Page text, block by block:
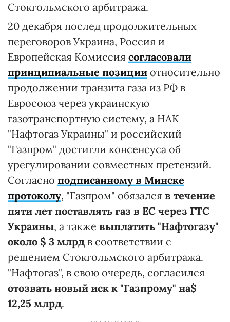
Стокгольмского арбитража.
20 декабря послед продолжительных
переговоров Украина, Россия и
Европейская Комиссия согласовали
принципиальные позиции относительно
продолжении транзита газа из РФ в
Евросоюз через украинскую
газотранспортную систему, а НАК
"Нафтогаз Украины" и российский
"Газпром" достигли консенсуса об
урегулировании совместных претензий.
Согласно подписанному в Минске
протоколу, "Газпром" обязался в течение
пяти лет поставлять газ в ЕС через ГТС
Украины, а также выплатить "Нафтогазу"
около $ 3 млрд в соответствии с
решением Стокгольмского арбитража.
"Нафтогаз", в свою очередь, согласился
отозвать новый иск к "Газпрому" на$
12,25 млрд.